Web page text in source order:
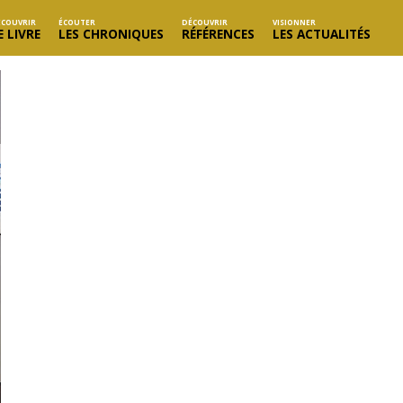
LIVRE
ÉCOUTER
LES CHRONIQUES
DÉCOUVRIR
RÉFÉRENCES
VISIONNER
LES ACTUALITÉS